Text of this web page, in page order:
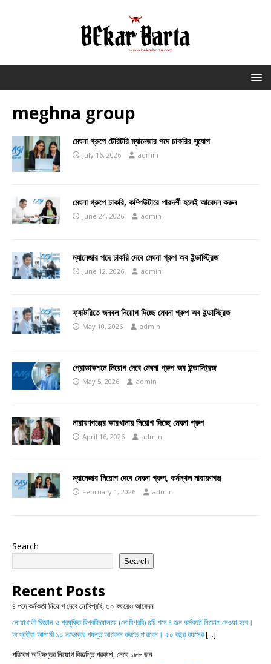
meghna group
মেঘনা গ্রুপে টেরিটরি ম্যানেজার পদে চাকরির সুযোগ
July 16, 2026 admin
মেঘনা গ্রুপে চাকরি, কম্পিউটারে পারদর্শী হলেই আবেদন করুন
June 24, 2026 admin
ম্যানেজার পদে চাকরি দেবে মেঘনা গ্রুপ অব ইন্ডাস্ট্রিজ
June 12, 2026 admin
ফ্যাক্টরিতে জনবল নিয়োগ দিচ্ছে মেঘনা গ্রুপ অব ইন্ডাস্ট্রিজ
May 10, 2026 admin
প্রোডাকশনে নিয়োগ দেবে মেঘনা গ্রুপ অব ইন্ডাস্ট্রিজ
May 5, 2026 admin
নারায়ণগঞ্জের কারখানায় নিয়োগ দিচ্ছে মেঘনা গ্রুপ
April 16, 2026 admin
ম্যানেজার নিয়োগ দেবে মেঘনা গ্রুপ, কর্মস্থল নারায়ণগঞ্জ
February 1, 2026 admin
Search
Search
Recent Posts
৪ পদে কর্মকর্তা নিয়োগ দেবে নোবিপ্রবি, ৫০ বছরেও আবেদন
নোয়াখালী বিজ্ঞান ও প্রযুক্তি বিশ্ববিদ্যালয়ে (নোবিপ্রবি) ৪টি পদে ৪ জন কর্মকর্তা নিয়োগ দেওয়া হবে।
আগ্রহীরা আগামী ১০ নভেম্বর পর্যন্ত আবেদন করতে পারবেন। ৫০ বছর বয়সের[...]
পরিবেশ অধিদপ্তর নিয়োগ বিজ্ঞপ্তি প্রকাশ, নেবে ১৮৮ জন